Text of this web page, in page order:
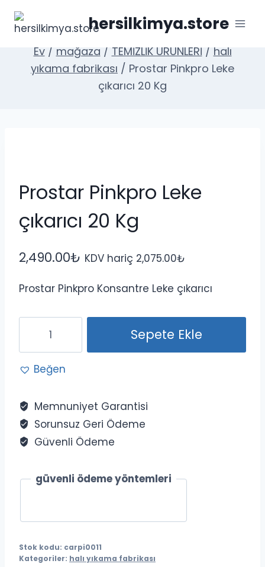
geç
hersilkimya.store
Ev / mağaza / TEMİZLİK ÜRÜNLERİ / halı
yıkama fabrikası / Prostar Pinkpro Leke
çıkarıcı 20 Kg
Prostar Pinkpro Leke
çıkarıcı 20 Kg
2,490.00₺ KDV hariç 2,075.00₺
Prostar Pinkpro Konsantre Leke çıkarıcı
Pinkpro
Leke
çıkarıcı
Kg
adet
Sepete Ekle
Beğen
Memnuniyet Garantisi
Sorunsuz Geri Ödeme
Güvenli Ödeme
güvenli ödeme yöntemleri
Stok kodu: carpi0011
Kategoriler: halı yıkama fabrikası